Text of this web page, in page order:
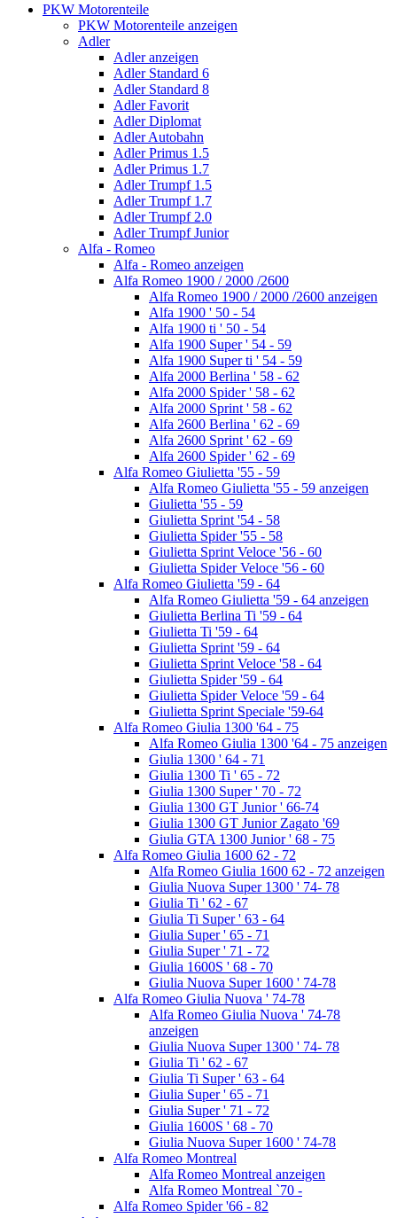
PKW Motorenteile
PKW Motorenteile anzeigen
Adler
Adler anzeigen
Adler Standard 6
Adler Standard 8
Adler Favorit
Adler Diplomat
Adler Autobahn
Adler Primus 1.5
Adler Primus 1.7
Adler Trumpf 1.5
Adler Trumpf 1.7
Adler Trumpf 2.0
Adler Trumpf Junior
Alfa - Romeo
Alfa - Romeo anzeigen
Alfa Romeo 1900 / 2000 /2600
Alfa Romeo 1900 / 2000 /2600 anzeigen
Alfa 1900 ' 50 - 54
Alfa 1900 ti ' 50 - 54
Alfa 1900 Super ' 54 - 59
Alfa 1900 Super ti ' 54 - 59
Alfa 2000 Berlina ' 58 - 62
Alfa 2000 Spider ' 58 - 62
Alfa 2000 Sprint ' 58 - 62
Alfa 2600 Berlina ' 62 - 69
Alfa 2600 Sprint ' 62 - 69
Alfa 2600 Spider ' 62 - 69
Alfa Romeo Giulietta '55 - 59
Alfa Romeo Giulietta '55 - 59 anzeigen
Giulietta '55 - 59
Giulietta Sprint '54 - 58
Giulietta Spider '55 - 58
Giulietta Sprint Veloce '56 - 60
Giulietta Spider Veloce '56 - 60
Alfa Romeo Giulietta '59 - 64
Alfa Romeo Giulietta '59 - 64 anzeigen
Giulietta Berlina Ti '59 - 64
Giulietta Ti '59 - 64
Giulietta Sprint '59 - 64
Giulietta Sprint Veloce '58 - 64
Giulietta Spider '59 - 64
Giulietta Spider Veloce '59 - 64
Giulietta Sprint Speciale '59-64
Alfa Romeo Giulia 1300 '64 - 75
Alfa Romeo Giulia 1300 '64 - 75 anzeigen
Giulia 1300 ' 64 - 71
Giulia 1300 Ti ' 65 - 72
Giulia 1300 Super ' 70 - 72
Giulia 1300 GT Junior ' 66-74
Giulia 1300 GT Junior Zagato '69
Giulia GTA 1300 Junior ' 68 - 75
Alfa Romeo Giulia 1600 62 - 72
Alfa Romeo Giulia 1600 62 - 72 anzeigen
Giulia Nuova Super 1300 ' 74- 78
Giulia Ti ' 62 - 67
Giulia Ti Super ' 63 - 64
Giulia Super ' 65 - 71
Giulia Super ' 71 - 72
Giulia 1600S ' 68 - 70
Giulia Nuova Super 1600 ' 74-78
Alfa Romeo Giulia Nuova ' 74-78
Alfa Romeo Giulia Nuova ' 74-78
anzeigen
Giulia Nuova Super 1300 ' 74- 78
Giulia Ti ' 62 - 67
Giulia Ti Super ' 63 - 64
Giulia Super ' 65 - 71
Giulia Super ' 71 - 72
Giulia 1600S ' 68 - 70
Giulia Nuova Super 1600 ' 74-78
Alfa Romeo Montreal
Alfa Romeo Montreal anzeigen
Alfa Romeo Montreal `70 -
Alfa Romeo Spider '66 - 82